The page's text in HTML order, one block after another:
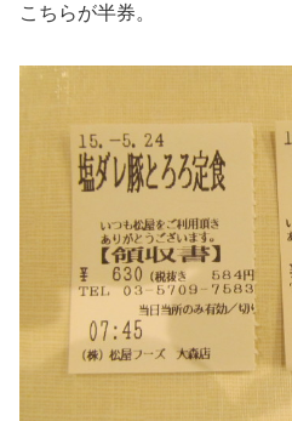
こちらが半券。